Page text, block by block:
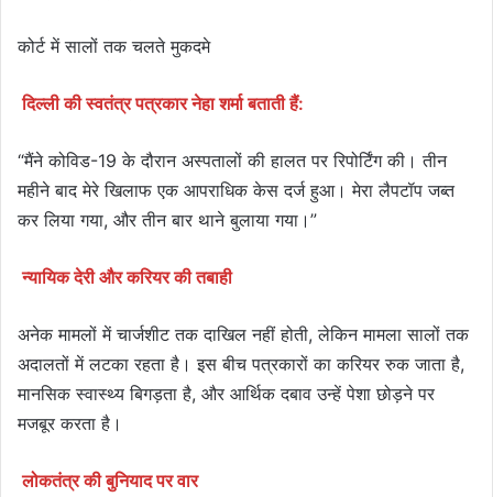
कोर्ट में सालों तक चलते मुकदमे
दिल्ली की स्वतंत्र पत्रकार नेहा शर्मा बताती हैं:
“मैंने कोविड-19 के दौरान अस्पतालों की हालत पर रिपोर्टिंग की। तीन
महीने बाद मेरे खिलाफ एक आपराधिक केस दर्ज हुआ। मेरा लैपटॉप जब्त
कर लिया गया, और तीन बार थाने बुलाया गया।”
न्यायिक देरी और करियर की तबाही
अनेक मामलों में चार्जशीट तक दाखिल नहीं होती, लेकिन मामला सालों तक
अदालतों में लटका रहता है। इस बीच पत्रकारों का करियर रुक जाता है,
मानसिक स्वास्थ्य बिगड़ता है, और आर्थिक दबाव उन्हें पेशा छोड़ने पर
मजबूर करता है।
लोकतंत्र की बुनियाद पर वार